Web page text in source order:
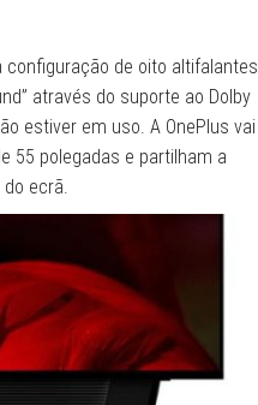
configuração de oito altifalantes
através do suporte ao Dolby
estiver em uso. A OnePlus vai
55 polegadas e partilham a
ecrã.